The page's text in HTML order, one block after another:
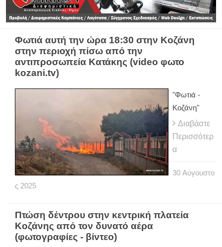
Φωτιά αυτή την ώρα 18:30 στην Κοζάνη
στην περιοχή πίσω από την
αντιπροσωπεία Κατάκης (video φωτο
kozani.tv)
"Φωτιά -
Κοζάνη"
Διαβάστε
Περισσότερ
α
30 Αύγουστο
ς 2025
Πτώση δέντρου στην κεντρική πλατεία
Κοζάνης από τον δυνατό αέρα
(φωτογραφίες - βίντεο)